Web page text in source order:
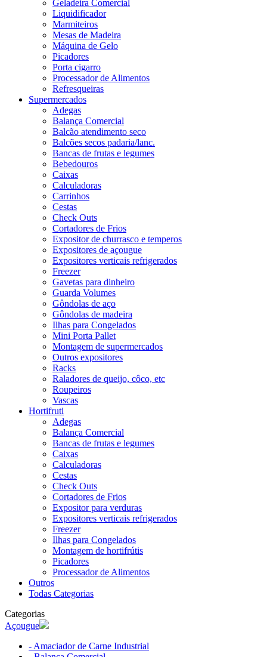
Geladeira Comercial
Liquidificador
Marmiteiros
Mesas de Madeira
Máquina de Gelo
Picadores
Porta cigarro
Processador de Alimentos
Refresqueiras
Supermercados
Adegas
Balança Comercial
Balcão atendimento seco
Balcões secos padaria/lanc.
Bancas de frutas e legumes
Bebedouros
Caixas
Calculadoras
Carrinhos
Cestas
Check Outs
Cortadores de Frios
Expositor de churrasco e temperos
Expositores de açougue
Expositores verticais refrigerados
Freezer
Gavetas para dinheiro
Guarda Volumes
Gôndolas de aço
Gôndolas de madeira
Ilhas para Congelados
Mini Porta Pallet
Montagem de supermercados
Outros expositores
Racks
Raladores de queijo, côco, etc
Roupeiros
Vascas
Hortifruti
Adegas
Balança Comercial
Bancas de frutas e legumes
Caixas
Calculadoras
Cestas
Check Outs
Cortadores de Frios
Expositor para verduras
Expositores verticais refrigerados
Freezer
Ilhas para Congelados
Montagem de hortifrútis
Picadores
Processador de Alimentos
Outros
Todas Categorias
Categorias
Açougue
- Amaciador de Carne Industrial